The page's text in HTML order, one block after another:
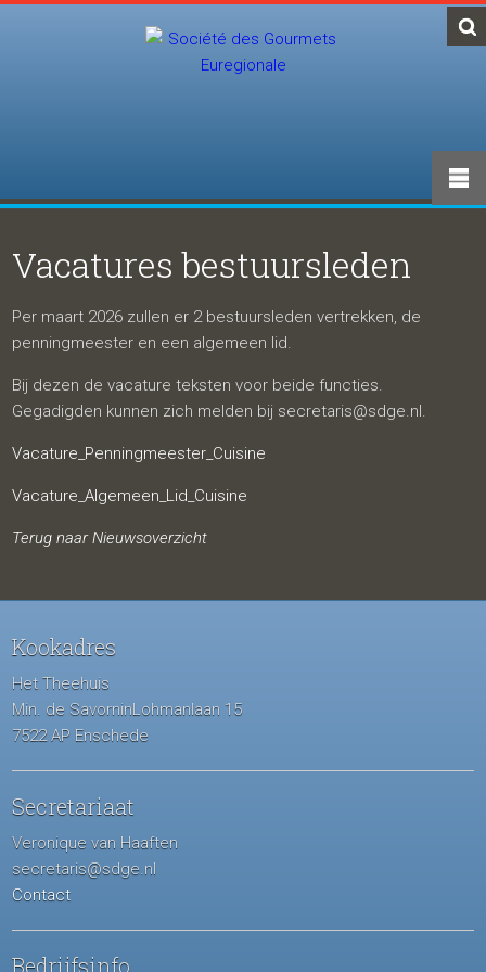
Vacatures bestuursleden
Per maart 2026 zullen er 2 bestuursleden vertrekken, de
penningmeester en een algemeen lid.
Bij dezen de vacature teksten voor beide functies.
Gegadigden kunnen zich melden bij secretaris@sdge.nl.
Vacature_Penningmeester_Cuisine
Vacature_Algemeen_Lid_Cuisine
Terug naar Nieuwsoverzicht
Kookadres
Het Theehuis
Min. de SavorninLohmanlaan 15
7522 AP Enschede
Secretariaat
Veronique van Haaften
secretaris@sdge.nl
Contact
Bedrijfsinfo